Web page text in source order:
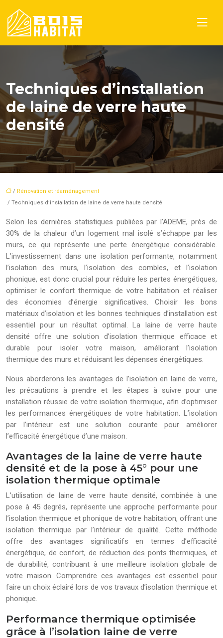
Techniques d’installation
de laine de verre haute
densité
/ Rénovation et réaménagement
/ Techniques d’installation de laine de verre haute densité
Selon les dernières statistiques publiées par l’ADEME, près de
30% de la chaleur d’un logement mal isolé s’échappe par les
murs, ce qui représente une perte énergétique considérable.
L’investissement dans une isolation performante, notamment
l’isolation des murs, l’isolation des combles, et l’isolation
phonique, est donc crucial pour réduire les pertes énergétiques,
optimiser le confort thermique de votre habitation et réaliser
des économies d’énergie significatives. Choisir les bons
matériaux d’isolation et les bonnes techniques d’installation est
essentiel pour un résultat optimal. La laine de verre haute
densité offre une solution d’isolation thermique efficace et
durable pour isoler votre maison, améliorant l’isolation
thermique des murs et réduisant les dépenses énergétiques.
Nous aborderons les avantages de l’isolation en laine de verre,
les précautions à prendre et les étapes à suivre pour une
installation réussie de votre isolation thermique, afin d’optimiser
les performances énergétiques de votre habitation. L’isolation
par l’intérieur est une solution courante pour améliorer
l’efficacité énergétique d’une maison.
Avantages de la laine de verre haute
densité et de la pose à 45° pour une
isolation thermique optimale
L’utilisation de laine de verre haute densité, combinée à une
pose à 45 degrés, représente une approche performante pour
l’isolation thermique et phonique de votre habitation, offrant une
isolation thermique par l’intérieur de qualité. Cette méthode
offre des avantages significatifs en termes d’efficacité
énergétique, de confort, de réduction des ponts thermiques, et
de durabilité, contribuant à une meilleure isolation globale de
votre maison. Comprendre ces avantages est essentiel pour
faire un choix éclairé lors de vos travaux d’isolation thermique et
phonique.
Performance thermique optimisée
grâce à l’isolation laine de verre